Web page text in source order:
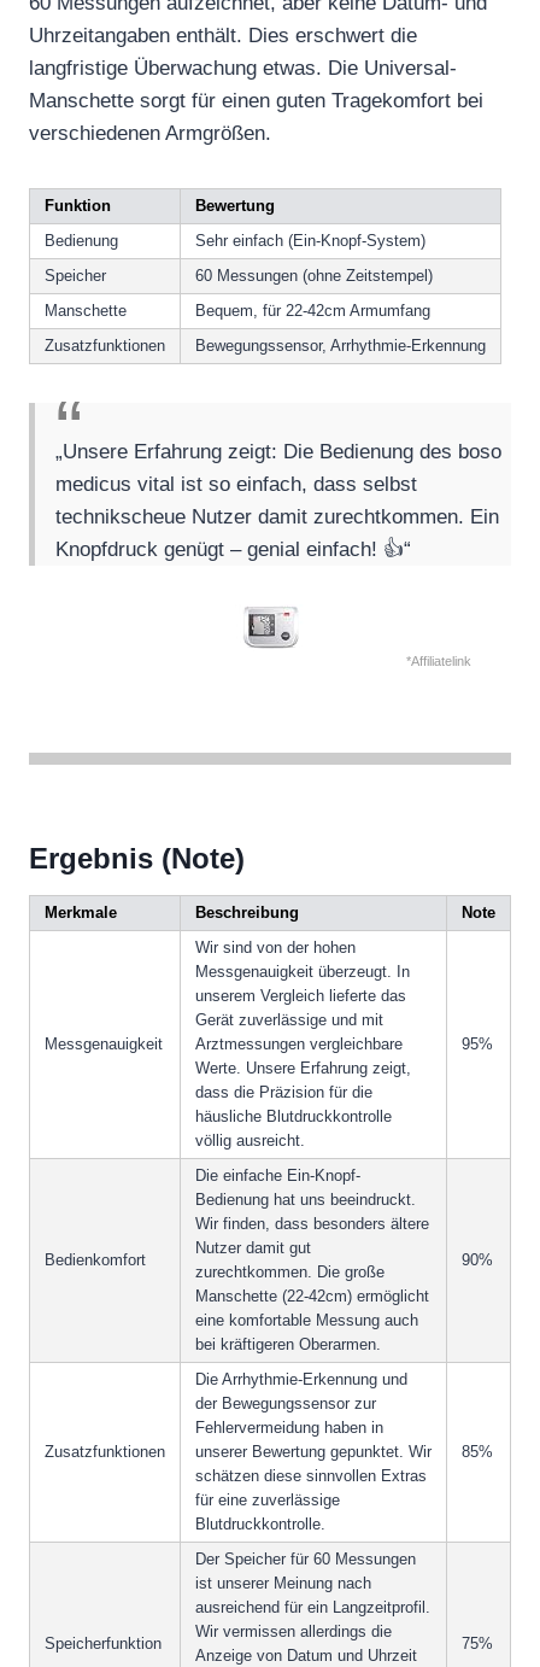
Uhrzeitangaben enthält. Dies erschwert die
langfristige Überwachung etwas. Die Universal-
Manschette sorgt für einen guten Tragekomfort bei
verschiedenen Armgrößen.
Funktion
Bewertung
Bedienung
Sehr einfach (Ein-Knopf-System)
Speicher
60 Messungen (ohne Zeitstempel)
Manschette
Bequem, für 22-42cm Armumfang
Zusatzfunktionen
Bewegungssensor, Arrhythmie-Erkennung
„Unsere Erfahrung zeigt: Die Bedienung des boso
medicus vital ist so einfach, dass selbst
technikscheue Nutzer damit zurechtkommen. Ein
Knopfdruck genügt – genial einfach! 👍“
*Affiliatelink
Ergebnis (Note)
Merkmale Beschreibung Note
Messgenauigkeit
Wir sind von der hohen
Messgenauigkeit überzeugt. In
unserem Vergleich lieferte das
Gerät zuverlässige und mit
Arztmessungen vergleichbare
Werte. Unsere Erfahrung zeigt,
dass die Präzision für die
häusliche Blutdruckkontrolle
völlig ausreicht.
95%
Bedienkomfort
Die einfache Ein-Knopf-
Bedienung hat uns beeindruckt.
Wir finden, dass besonders ältere
Nutzer damit gut
zurechtkommen. Die große
Manschette (22-42cm) ermöglicht
eine komfortable Messung auch
bei kräftigeren Oberarmen.
90%
Zusatzfunktionen
Die Arrhythmie-Erkennung und
der Bewegungssensor zur
Fehlervermeidung haben in
unserer Bewertung gepunktet. Wir
schätzen diese sinnvollen Extras
für eine zuverlässige
Blutdruckkontrolle.
85%
Speicherfunktion
Der Speicher für 60 Messungen
ist unserer Meinung nach
ausreichend für ein Langzeitprofil.
Wir vermissen allerdings die
Anzeige von Datum und Uhrzeit
75%